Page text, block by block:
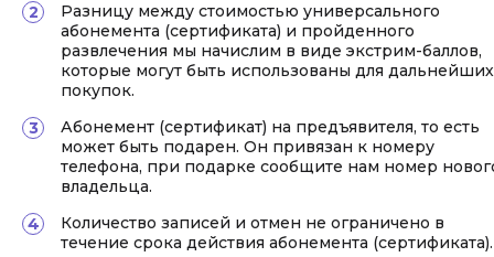
Разницу между стоимостью универсального
абонемента (сертификата) и пройденного
развлечения мы начислим в виде экстрим-баллов,
которые могут быть использованы для дальнейших
покупок.
Абонемент (сертификат) на предъявителя, то есть
может быть подарен. Он привязан к номеру
телефона, при подарке сообщите нам номер
владельца.
Количество записей и отмен не ограничено в
течение срока действия абонемента (сертификата).